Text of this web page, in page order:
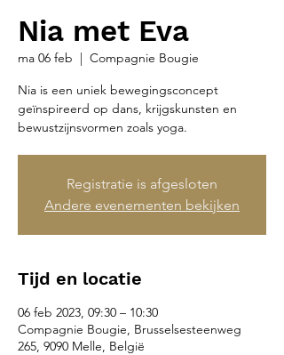
Nia met Eva
ma 06 feb
  |
Compagnie Bougie
Nia is een uniek bewegingsconcept
geïnspireerd op dans, krijgskunsten en
bewustzijnsvormen zoals yoga.
Registratie is afgesloten
Andere evenementen bekijken
Tijd en locatie
06 feb 2023, 09:30 – 10:30
Compagnie Bougie, Brusselsesteenweg
265, 9090 Melle, België